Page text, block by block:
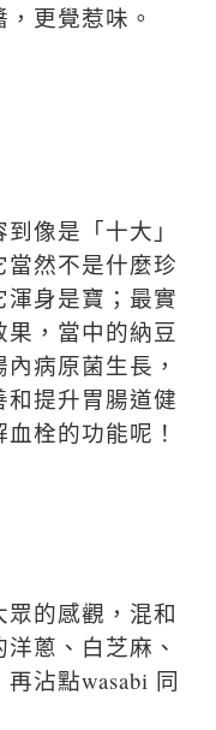
更覺惹味。
像是「十大」
然不是什麼珍
身是寶；最實
，當中的納豆
病原菌生長，
提升胃腸道健
栓的功能呢！
的感觀，混和
蔥、白芝麻、
沾點wasabi 同